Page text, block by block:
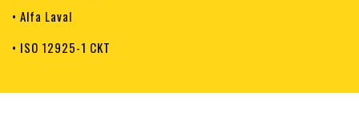
• Alfa Laval
• ISO 12925-1 CKT